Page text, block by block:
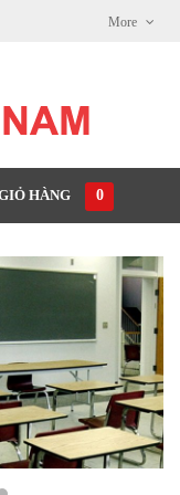
More
HÀNG 0